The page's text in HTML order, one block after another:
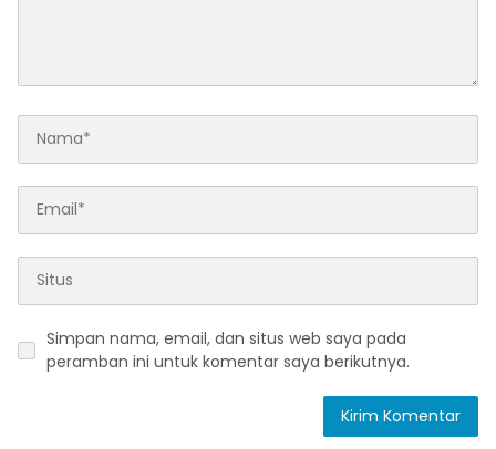
Simpan nama, email, dan situs web saya pada
peramban ini untuk komentar saya berikutnya.